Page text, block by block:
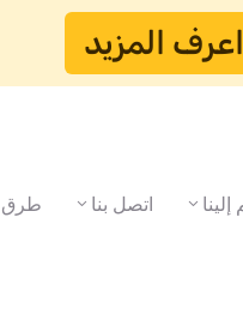
اتصل بنا طرق
اعرف المزيد